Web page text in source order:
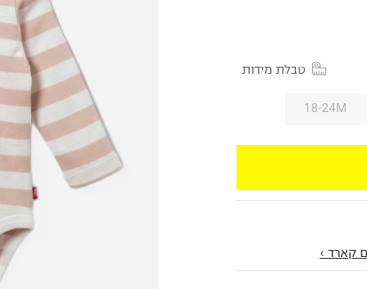
טבלת מידות
18-24M
קארד ›